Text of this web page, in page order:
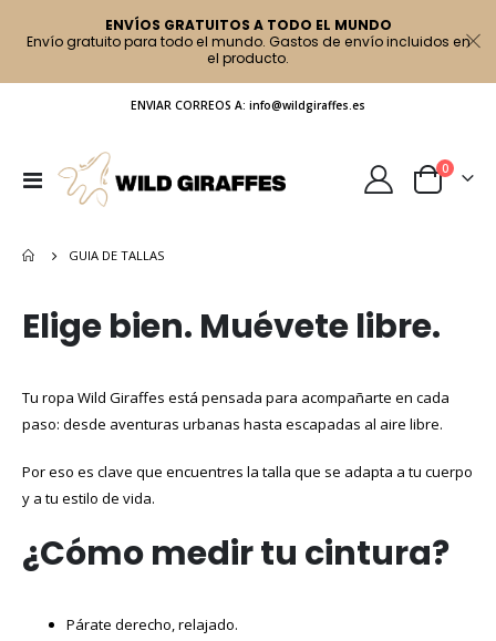
ENVÍOS GRATUITOS A TODO EL MUNDO
Envío gratuito para todo el mundo. Gastos de envío incluidos en
el producto.
ENVIAR CORREOS A: info@wildgiraffes.es
Toggle
Nav
Cart
0artículos
GUIA DE TALLAS
Elige bien. Muévete libre.
Tu ropa Wild Giraffes está pensada para acompañarte en cada
paso: desde aventuras urbanas hasta escapadas al aire libre.
Por eso es clave que encuentres la talla que se adapta a tu cuerpo
y a tu estilo de vida.
¿Cómo medir tu cintura?
Párate derecho, relajado.